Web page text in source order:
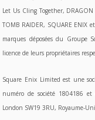
Let Us Cling Together, DRAGON
TOMB RAIDER, SQUARE ENIX
marques déposées du Groupe
licence de leurs propriétaires
Square Enix Limited est une
numéro de société 1804186
London SW19 3RU, Royaume-Uni.